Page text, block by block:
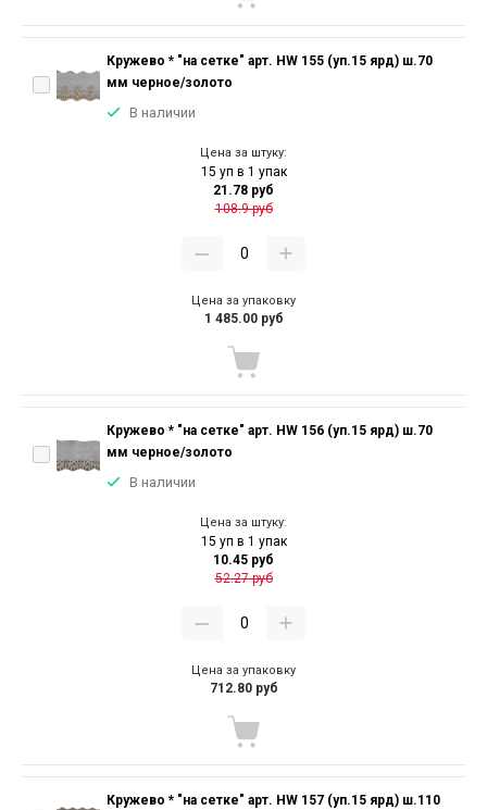
Кружево * "на сетке" арт. HW 155 (уп.15 ярд) ш.70
мм черное/золото
В наличии
Цена за штуку:
15 уп в 1 упак
21.78 руб
108.9 руб
Цена за упаковку
1 485.00 руб
Кружево * "на сетке" арт. HW 156 (уп.15 ярд) ш.70
мм черное/золото
В наличии
Цена за штуку:
15 уп в 1 упак
10.45 руб
52.27 руб
Цена за упаковку
712.80 руб
Кружево * "на сетке" арт. HW 157 (уп.15 ярд) ш.110